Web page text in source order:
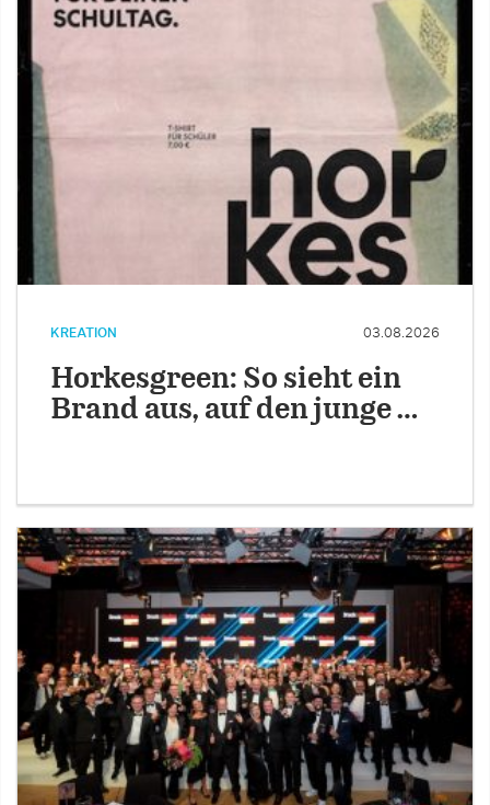
KREATION 03.08.2026
Horkesgreen: So sieht ein
Brand aus, auf den junge …